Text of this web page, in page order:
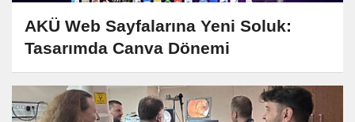
AKÜ Web Sayfalarına Yeni Soluk:
Tasarımda Canva Dönemi